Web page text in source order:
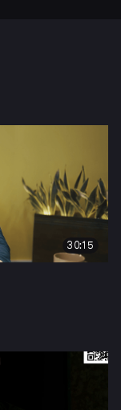
30:15